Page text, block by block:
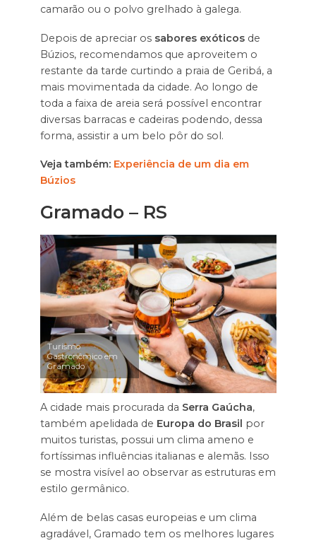
camarão ou o polvo grelhado à galega.
Depois de apreciar os sabores exóticos de
Búzios, recomendamos que aproveitem o
restante da tarde curtindo a praia de Geribá, a
mais movimentada da cidade. Ao longo de
toda a faixa de areia será possível encontrar
diversas barracas e cadeiras podendo, dessa
forma, assistir a um belo pôr do sol.
Veja também: Experiência de um dia em
Búzios
Gramado – RS
Turismo
Gastronômico em
Gramado
A cidade mais procurada da Serra Gaúcha,
também apelidada de Europa do Brasil por
muitos turistas, possui um clima ameno e
fortíssimas influências italianas e alemãs. Isso
se mostra visível ao observar as estruturas em
estilo germânico.
Além de belas casas europeias e um clima
agradável, Gramado tem os melhores lugares